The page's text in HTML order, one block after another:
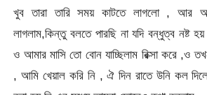
খুব তারা তারি সময় কাটতে লাগলো , আর
লাগলাম,কিন্তু বলতে পারছি না যদি বন্ধুত্ব নষ্ট
ও আমার মাসি তো বোন যাচ্ছিলাম রিক্সা করে ,ও
, আমি খেয়াল করি নি , ঐ দিন রাতে উনি কল